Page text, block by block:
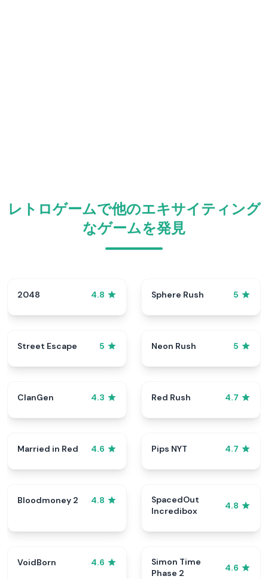
レトロゲームで他のエキサイティング
なゲームを発見
2048 4.8 Sphere Rush 5
Street Escape 5 Neon Rush 5
ClanGen 4.3 Red Rush 4.7
Married in Red 4.6 Pips NYT 4.7
Bloodmoney 2 4.8
SpacedOut
Incredibox
4.8
VoidBorn 4.6
Simon Time
Phase 2
4.6